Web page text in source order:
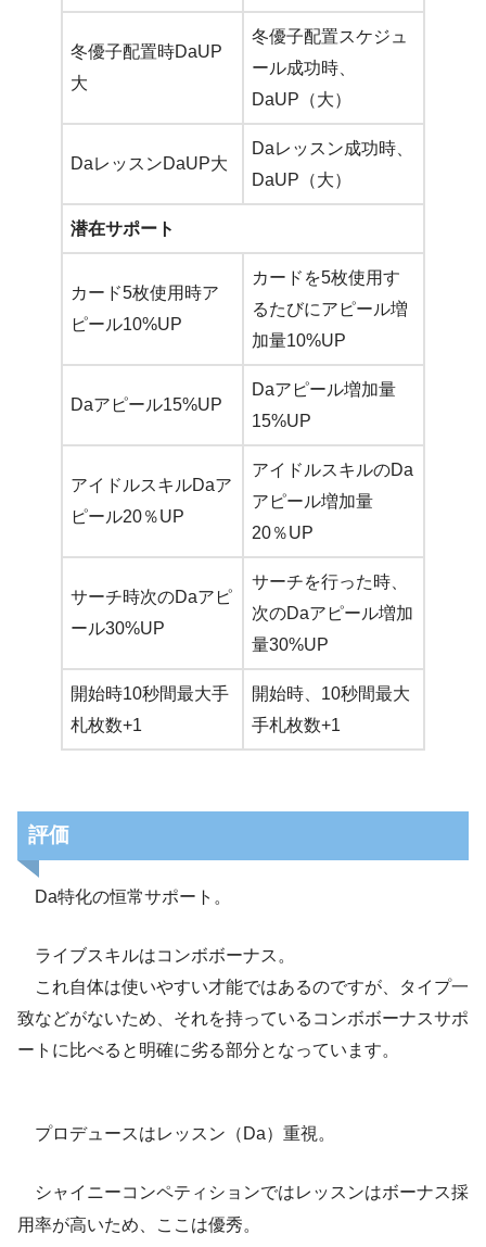
冬優子配置時DaUP
大
冬優子配置スケジュ
ール成功時、
DaUP（大）
DaレッスンDaUP大
Daレッスン成功時、
DaUP（大）
潜在サポート
カード5枚使用時ア
ピール10%UP
カードを5枚使用す
るたびにアピール増
加量10%UP
Daアピール15%UP
Daアピール増加量
15%UP
アイドルスキルDaア
ピール20％UP
アイドルスキルのDa
アピール増加量
20％UP
サーチ時次のDaアピ
ール30%UP
サーチを行った時、
次のDaアピール増加
量30%UP
開始時10秒間最大手
札枚数+1
開始時、10秒間最大
手札枚数+1
評価
Da特化の恒常サポート。
ライブスキルはコンボボーナス。
これ自体は使いやすい才能ではあるのですが、タイプ一
致などがないため、それを持っているコンボボーナスサポ
ートに比べると明確に劣る部分となっています。
プロデュースはレッスン（Da）重視。
シャイニーコンペティションではレッスンはボーナス採
用率が高いため、ここは優秀。